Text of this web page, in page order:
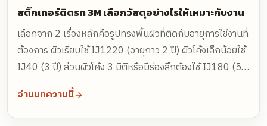
สติ๊กเกอร์ติดรถ 3M เลือกวัสดุอย่างไรให้เหมาะกับงาน
เลือกจาก 2 เรื่องหลักคือรูปทรงพื้นผิวที่ติดกับอายุการใช้งานที่
ต้องการ ผิวเรียบใช้ IJ1220 (อายุกาว 2 ปี) ผิวโค้งเล็กน้อยใช้
IJ40 (3 ปี) ส่วนผิวโค้ง 3 มิติหรือมีร่องลึกต้องใช้ IJ180 (5
ปี) งานไดคัทตัวอักษรและเบอร์โทรใช้ฟิล์มรีด SC32 หรือ
SC50 ทุกงานควรเคลือบฟิล์มทับเพื่อกันรอยและ UV และควร
ส่งภาพรถหลายมุมให้ทีมประเมินก่อน
อ่านบทความนี้